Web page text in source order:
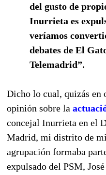
del gusto de
Inurrieta es
veríamos
debates de El
Telemadrid”.
Dicho lo cual, quizás en
opinión sobre la
concejal Inurrieta en el
Madrid, mi distrito de
agrupación formaba
expulsado del PSM,